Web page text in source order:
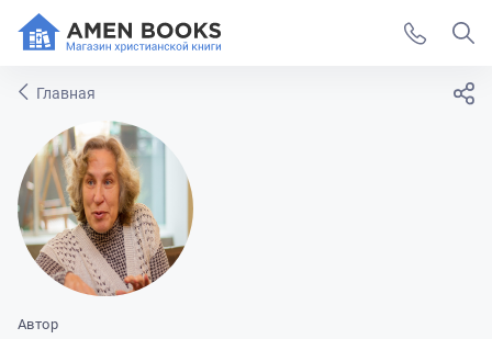
Главная
Автор